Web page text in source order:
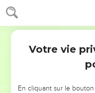
NE MANQUEZ
Votre vie
En cliquant sur le